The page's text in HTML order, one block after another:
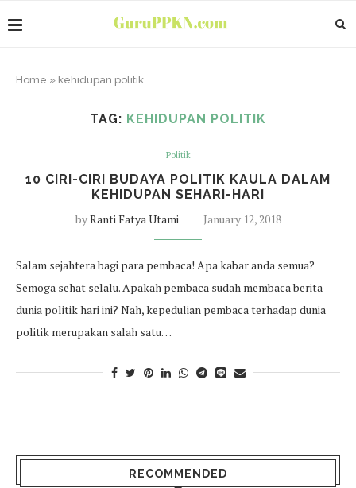
Home » kehidupan politik
TAG: KEHIDUPAN POLITIK
Politik
10 CIRI-CIRI BUDAYA POLITIK KAULA DALAM
KEHIDUPAN SEHARI-HARI
byRanti Fatya Utami January 12, 2018
Salam sejahtera bagi para pembaca! Apa kabar anda semua?
Semoga sehat selalu. Apakah pembaca sudah membaca berita
dunia politik hari ini? Nah, kepedulian pembaca terhadap dunia
politik merupakan salah satu…
RECOMMENDED